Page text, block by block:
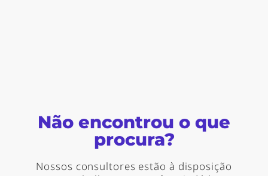
Não encontrou o que
procura?
Nossos consultores estão à disposição